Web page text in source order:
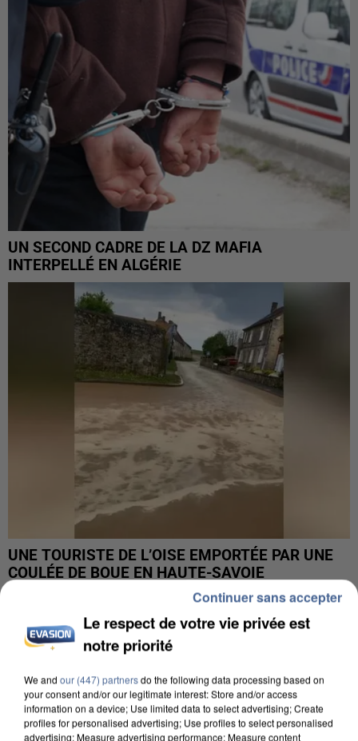
UN SECOND CADRE DE LA DZ MAFIA
INTERPELLÉ EN ALGÉRIE
UNE TOURISTE DE L’OISE EMPORTÉE PAR UNE
COULÉE DE BOUE EN HAUTE-SAVOIE
Le respect de votre vie privée est
notre priorité
We and our (447) partnersdo the following data processing based on
your consent and/or our legitimate interest: Store and/or access
information on a device; Use limited data to select advertising; Create
profiles for personalised advertising; Use profiles to select personalised
advertising; Measure advertising performance; Measure content
Continuer sans accepter